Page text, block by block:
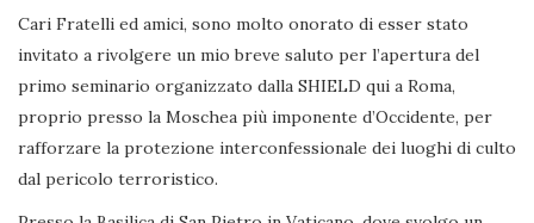
Cari Fratelli ed amici, sono molto onorato di esser stato
invitato a rivolgere un mio breve saluto per l’apertura del
primo seminario organizzato dalla SHIELD qui a Roma,
proprio presso la Moschea più imponente d’Occidente, per
rafforzare la protezione interconfessionale dei luoghi di culto
dal pericolo terroristico.